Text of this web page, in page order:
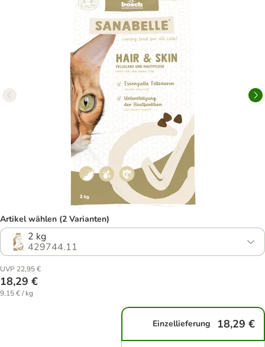
Artikel wählen (2 Varianten)
2 kg
429744.11
UVP 22,95 €
18,29 €
9,15 € / kg
Einzellieferung 18,29 €